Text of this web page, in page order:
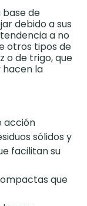
base de
debido a sus
a no
otros tipos de
o de trigo, que
hacen la
acción
sólidos y
facilitan su
que